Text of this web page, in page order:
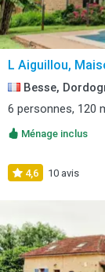
L Aiguillou,
Besse,
6 personnes, 120
Ménage inclus
4,6 10 avis